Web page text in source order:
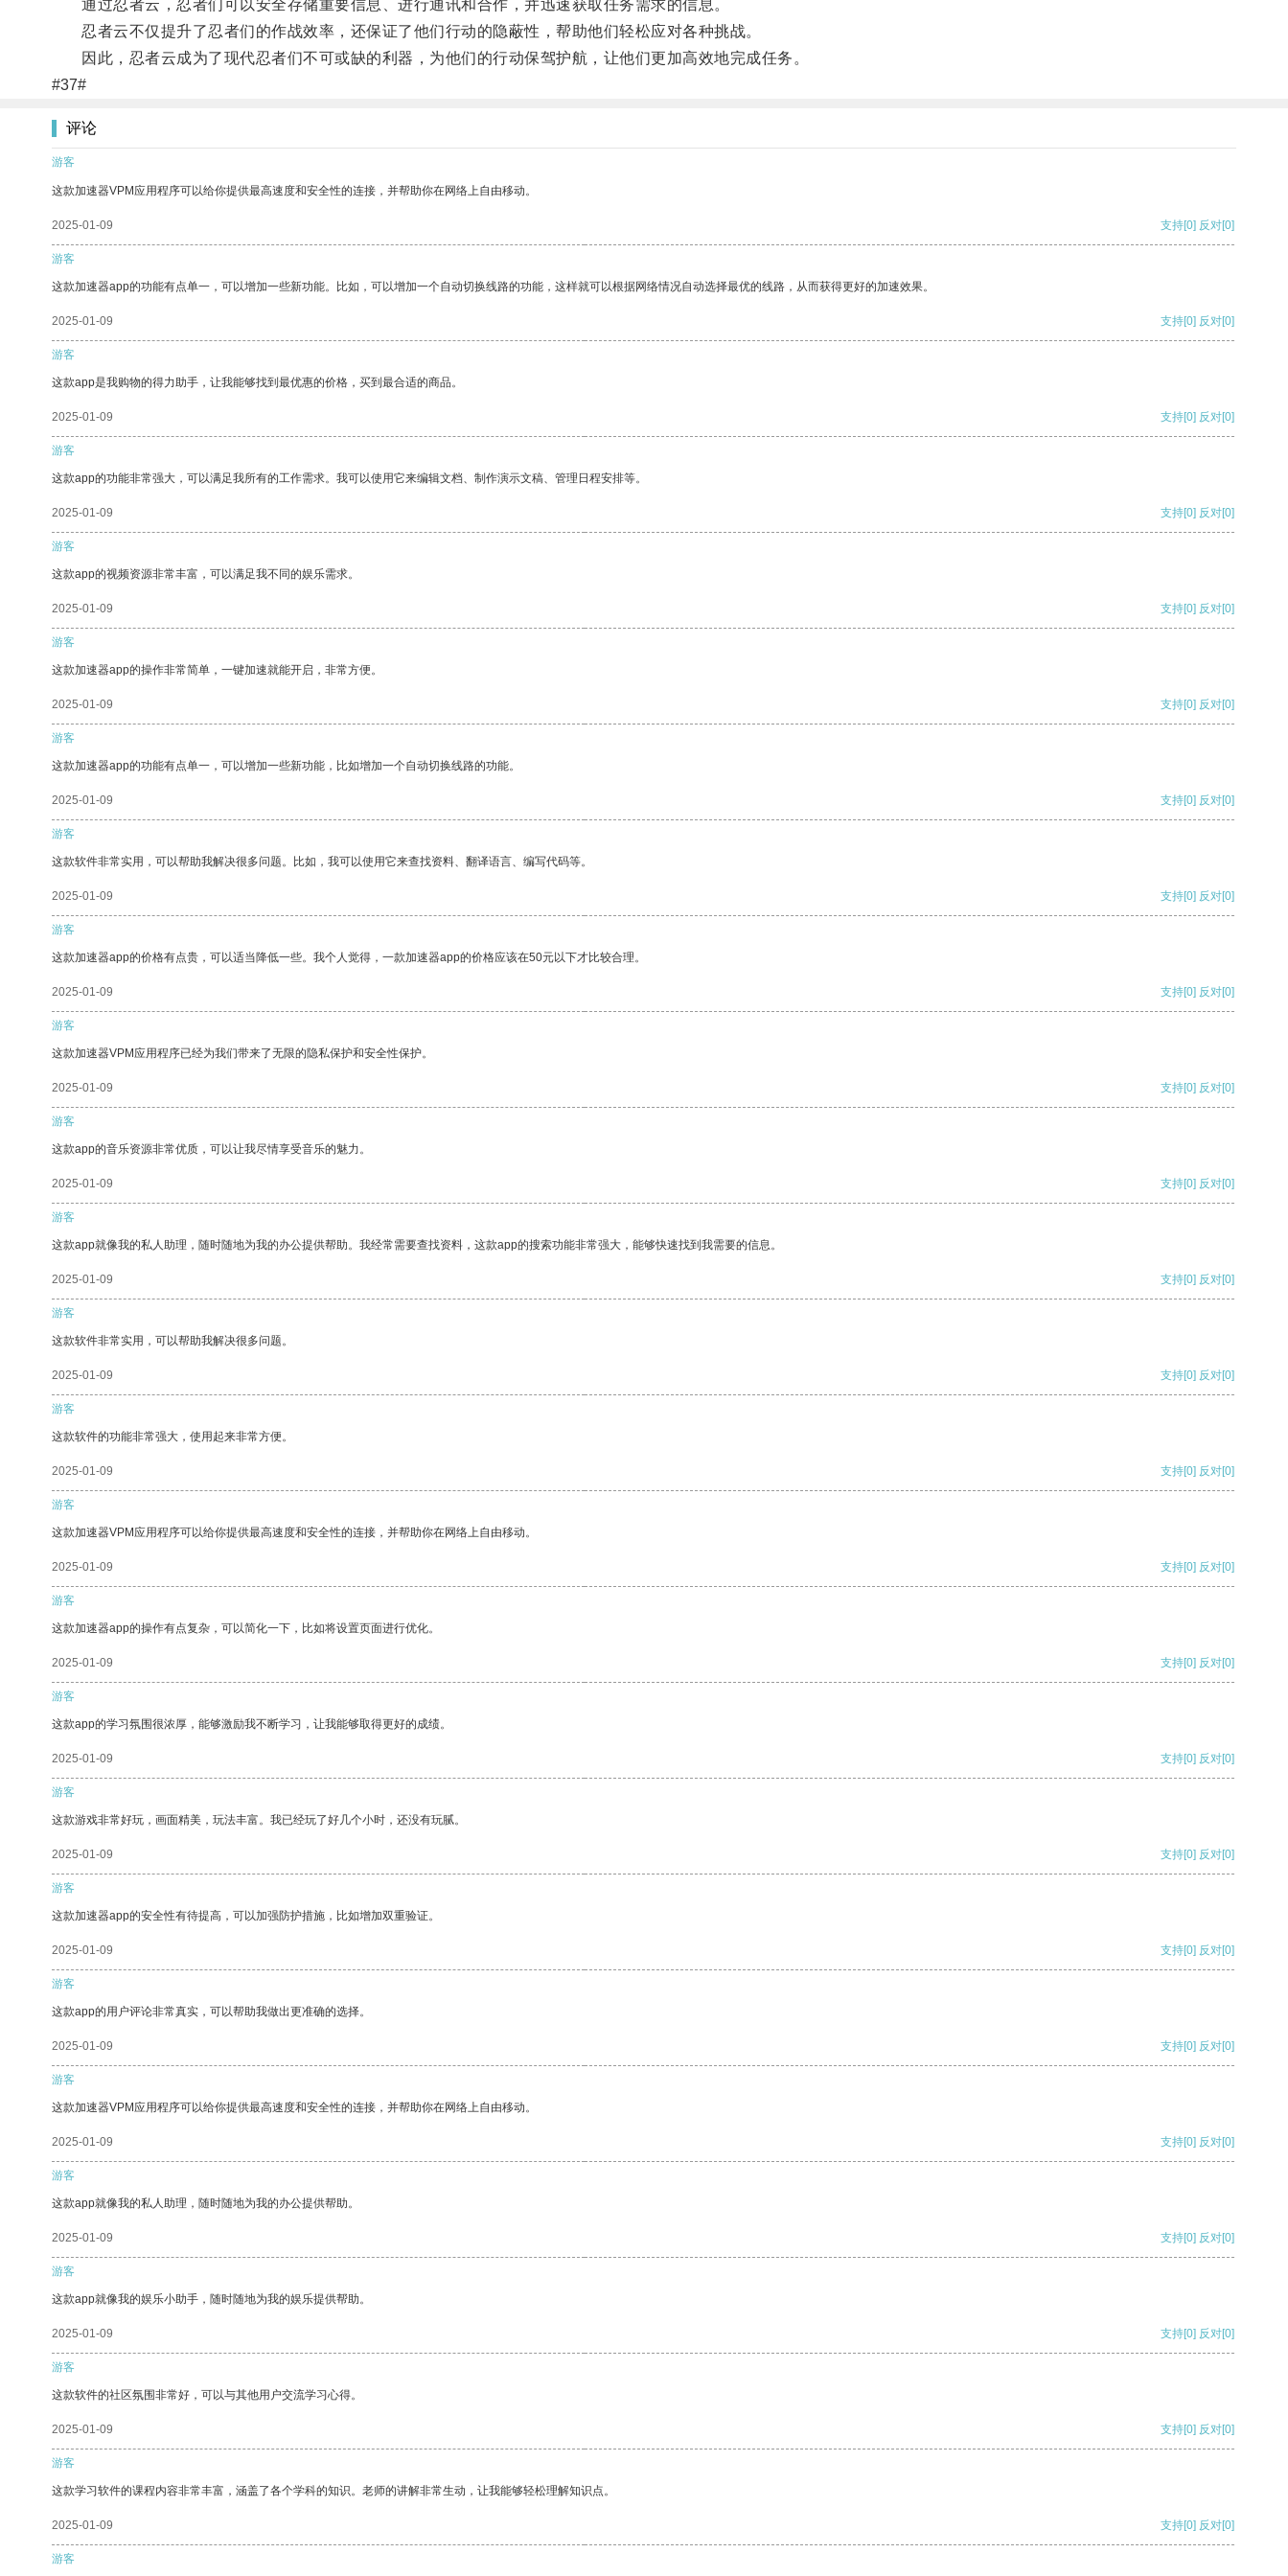
通过忍者云，忍者们可以安全存储重要信息、进行通讯和合作，并迅速获取任务需求的信息。
忍者云不仅提升了忍者们的作战效率，还保证了他们行动的隐蔽性，帮助他们轻松应对各种挑战。
因此，忍者云成为了现代忍者们不可或缺的利器，为他们的行动保驾护航，让他们更加高效地完成任务。
#37#
评论
游客
这款加速器VPM应用程序可以给你提供最高速度和安全性的连接，并帮助你在网络上自由移动。
2025-01-09 支持[0] 反对[0]
游客
这款加速器app的功能有点单一，可以增加一些新功能。比如，可以增加一个自动切换线路的功能，这样就可以根据网络情况自动选择最优的线路，从而获得更好的加速效果。
2025-01-09 支持[0] 反对[0]
游客
这款app是我购物的得力助手，让我能够找到最优惠的价格，买到最合适的商品。
2025-01-09 支持[0] 反对[0]
游客
这款app的功能非常强大，可以满足我所有的工作需求。我可以使用它来编辑文档、制作演示文稿、管理日程安排等。
2025-01-09 支持[0] 反对[0]
游客
这款app的视频资源非常丰富，可以满足我不同的娱乐需求。
2025-01-09 支持[0] 反对[0]
游客
这款加速器app的操作非常简单，一键加速就能开启，非常方便。
2025-01-09 支持[0] 反对[0]
游客
这款加速器app的功能有点单一，可以增加一些新功能，比如增加一个自动切换线路的功能。
2025-01-09 支持[0] 反对[0]
游客
这款软件非常实用，可以帮助我解决很多问题。比如，我可以使用它来查找资料、翻译语言、编写代码等。
2025-01-09 支持[0] 反对[0]
游客
这款加速器app的价格有点贵，可以适当降低一些。我个人觉得，一款加速器app的价格应该在50元以下才比较合理。
2025-01-09 支持[0] 反对[0]
游客
这款加速器VPM应用程序已经为我们带来了无限的隐私保护和安全性保护。
2025-01-09 支持[0] 反对[0]
游客
这款app的音乐资源非常优质，可以让我尽情享受音乐的魅力。
2025-01-09 支持[0] 反对[0]
游客
这款app就像我的私人助理，随时随地为我的办公提供帮助。我经常需要查找资料，这款app的搜索功能非常强大，能够快速找到我需要的信息。
2025-01-09 支持[0] 反对[0]
游客
这款软件非常实用，可以帮助我解决很多问题。
2025-01-09 支持[0] 反对[0]
游客
这款软件的功能非常强大，使用起来非常方便。
2025-01-09 支持[0] 反对[0]
游客
这款加速器VPM应用程序可以给你提供最高速度和安全性的连接，并帮助你在网络上自由移动。
2025-01-09 支持[0] 反对[0]
游客
这款加速器app的操作有点复杂，可以简化一下，比如将设置页面进行优化。
2025-01-09 支持[0] 反对[0]
游客
这款app的学习氛围很浓厚，能够激励我不断学习，让我能够取得更好的成绩。
2025-01-09 支持[0] 反对[0]
游客
这款游戏非常好玩，画面精美，玩法丰富。我已经玩了好几个小时，还没有玩腻。
2025-01-09 支持[0] 反对[0]
游客
这款加速器app的安全性有待提高，可以加强防护措施，比如增加双重验证。
2025-01-09 支持[0] 反对[0]
游客
这款app的用户评论非常真实，可以帮助我做出更准确的选择。
2025-01-09 支持[0] 反对[0]
游客
这款加速器VPM应用程序可以给你提供最高速度和安全性的连接，并帮助你在网络上自由移动。
2025-01-09 支持[0] 反对[0]
游客
这款app就像我的私人助理，随时随地为我的办公提供帮助。
2025-01-09 支持[0] 反对[0]
游客
这款app就像我的娱乐小助手，随时随地为我的娱乐提供帮助。
2025-01-09 支持[0] 反对[0]
游客
这款软件的社区氛围非常好，可以与其他用户交流学习心得。
2025-01-09 支持[0] 反对[0]
游客
这款学习软件的课程内容非常丰富，涵盖了各个学科的知识。老师的讲解非常生动，让我能够轻松理解知识点。
2025-01-09 支持[0] 反对[0]
游客